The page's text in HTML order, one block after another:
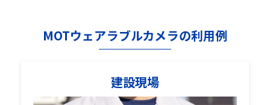
MOTウェアラブルカメラの利用例
建設現場